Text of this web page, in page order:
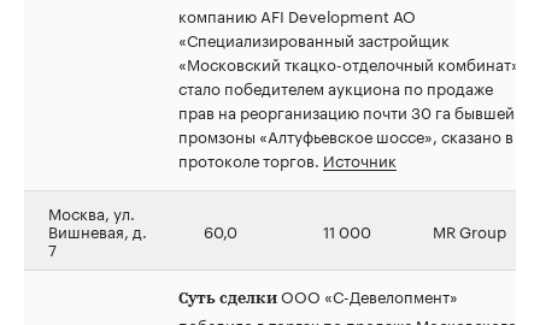
компанию AFI Development АО
«Специализированный застройщик
«Московский ткацко-отделочный комбинат»
стало победителем аукциона по продаже
прав на реорганизацию почти 30 га бывшей
промзоны «Алтуфьевское шоссе», сказано в
протоколе торгов. Источник
Москва, ул.
Вишневая, д.
7
60,0 11 000 MR Group
Суть сделки ООО «С-Девелопмент»